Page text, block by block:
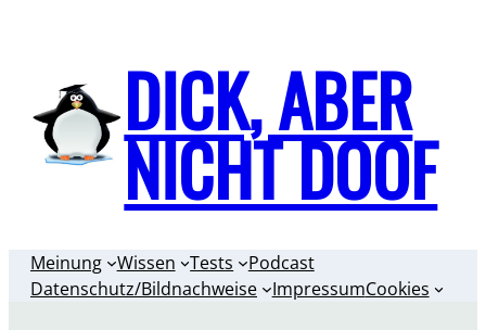
springen
DICK, ABER
NICHT DOOF
Meinung Wissen Tests
Podcast
Datenschutz/Bildnachweise
ImpressumCookies